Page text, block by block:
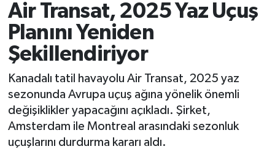
Air Transat, 2025 Yaz Uçuş
Planını Yeniden
Şekillendiriyor
Kanadalı tatil havayolu Air Transat, 2025 yaz
sezonunda Avrupa uçuş ağına yönelik önemli
değişiklikler yapacağını açıkladı. Şirket,
Amsterdam ile Montreal arasındaki sezonluk
uçuşlarını durdurma kararı aldı.